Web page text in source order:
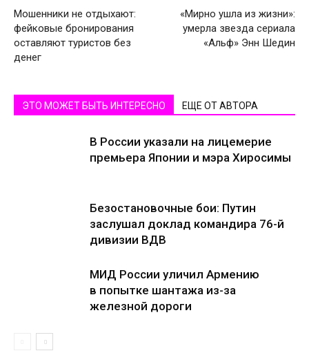
Мошенники не отдыхают:
фейковые бронирования
оставляют туристов без
денег
«Мирно ушла из жизни»:
умерла звезда сериала
«Альф» Энн Шедин
ЭТО МОЖЕТ БЫТЬ ИНТЕРЕСНО ЕЩЕ ОТ АВТОРА
В России указали на лицемерие
премьера Японии и мэра Хиросимы
Безостановочные бои: Путин
заслушал доклад командира 76-й
дивизии ВДВ
МИД России уличил Армению
в попытке шантажа из-за
железной дороги